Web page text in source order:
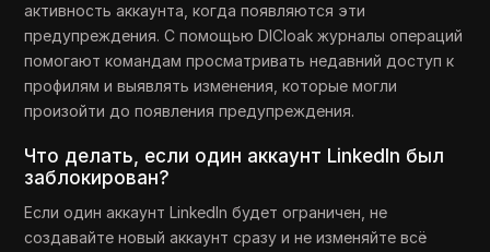
активность аккаунта, когда появляются эти
предупреждения. С помощью DICloak журналы операций
помогают командам просматривать недавний доступ к
профилям и выявлять изменения, которые могли
произойти до появления предупреждения.
Что делать, если один аккаунт LinkedIn был
заблокирован?
Если один аккаунт LinkedIn будет ограничен, не
создавайте новый аккаунт сразу и не изменяйте всё